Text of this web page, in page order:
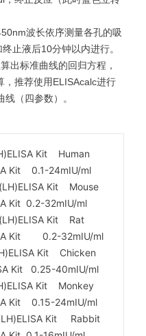
波长依序测量各孔的吸
止液后10分钟以内进行。
出标准曲线的回归方程，
，推荐使用ELISAcalc进行
（四参数）。
Kit Human
Kit 0.1-24mIU/ml
Kit Mouse
Kit 0.2-32mIU/ml
Kit Rat
Kit 0.2-32mIU/ml
Kit Chicken
Kit 0.25-40mIU/ml
Kit Monkey
Kit 0.15-24mIU/ml
Kit Rabbit